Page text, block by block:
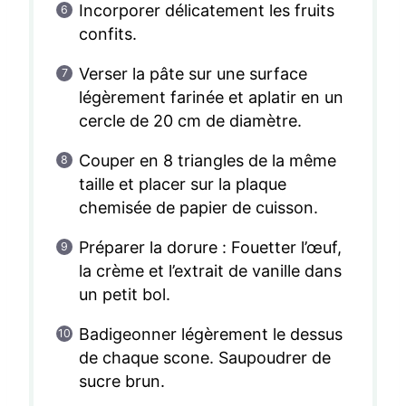
Incorporer délicatement les fruits
confits.
Verser la pâte sur une surface
légèrement farinée et aplatir en un
cercle de 20 cm de diamètre.
Couper en 8 triangles de la même
taille et placer sur la plaque
chemisée de papier de cuisson.
Préparer la dorure : Fouetter l’œuf,
la crème et l’extrait de vanille dans
un petit bol.
Badigeonner légèrement le dessus
de chaque scone. Saupoudrer de
sucre brun.